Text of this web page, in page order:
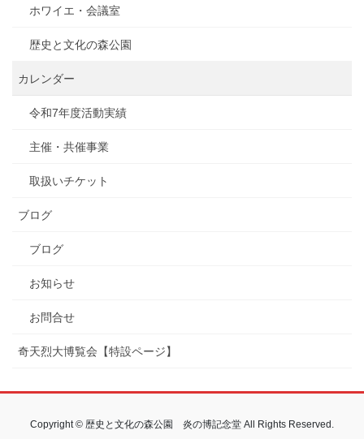
ホワイエ・会議室
歴史と文化の森公園
カレンダー
令和7年度活動実績
主催・共催事業
取扱いチケット
ブログ
ブログ
お知らせ
お問合せ
奇天烈大博覧会【特設ページ】
Copyright © 歴史と文化の森公園 炎の博記念堂 All Rights Reserved.